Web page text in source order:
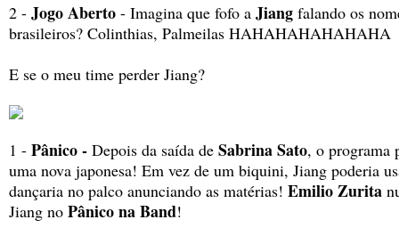
2 - Jogo Aberto - Imagina que fofo a Jiang falando os
brasileiros? Colinthias, Palmeilas HAHAHAHAHAHAHA
E se o meu time perder Jiang?
1 - Pânico - Depois da saída de Sabrina Sato, o programa
uma nova japonesa! Em vez de um biquini, Jiang poderia
dançaria no palco anunciando as matérias! Emilio Zurita
Jiang no Pânico na Band!